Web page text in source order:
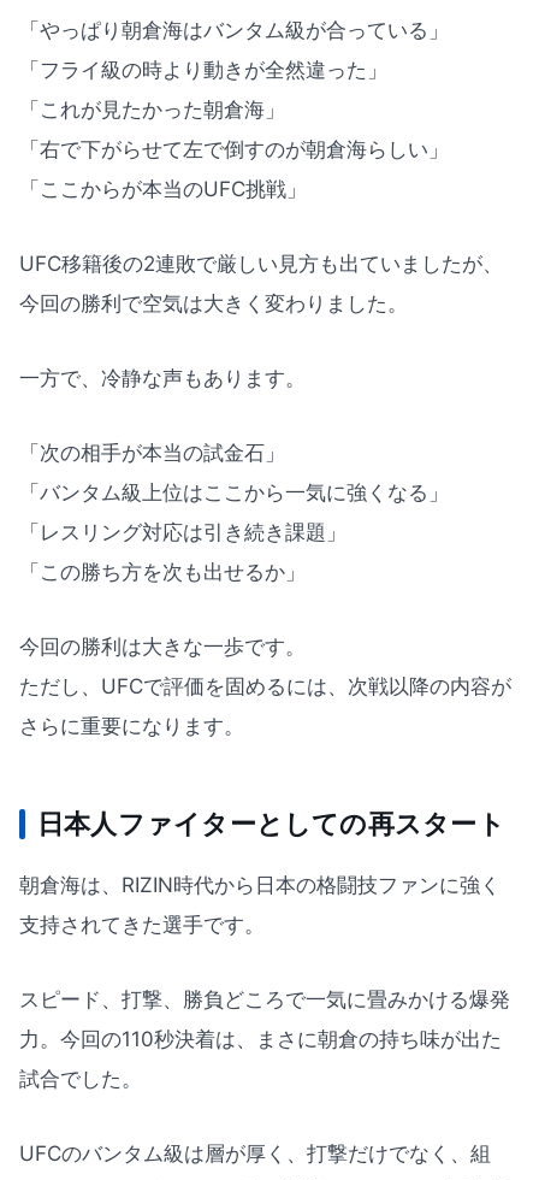
「やっぱり朝倉海はバンタム級が合っている」
「フライ級の時より動きが全然違った」
「これが見たかった朝倉海」
「右で下がらせて左で倒すのが朝倉海らしい」
「ここからが本当のUFC挑戦」
UFC移籍後の2連敗で厳しい見方も出ていましたが、
今回の勝利で空気は大きく変わりました。
一方で、冷静な声もあります。
「次の相手が本当の試金石」
「バンタム級上位はここから一気に強くなる」
「レスリング対応は引き続き課題」
「この勝ち方を次も出せるか」
今回の勝利は大きな一歩です。
ただし、UFCで評価を固めるには、次戦以降の内容が
さらに重要になります。
日本人ファイターとしての再スタート
朝倉海は、RIZIN時代から日本の格闘技ファンに強く
支持されてきた選手です。
スピード、打撃、勝負どころで一気に畳みかける爆発
力。今回の110秒決着は、まさに朝倉の持ち味が出た
試合でした。
UFCのバンタム級は層が厚く、打撃だけでなく、組